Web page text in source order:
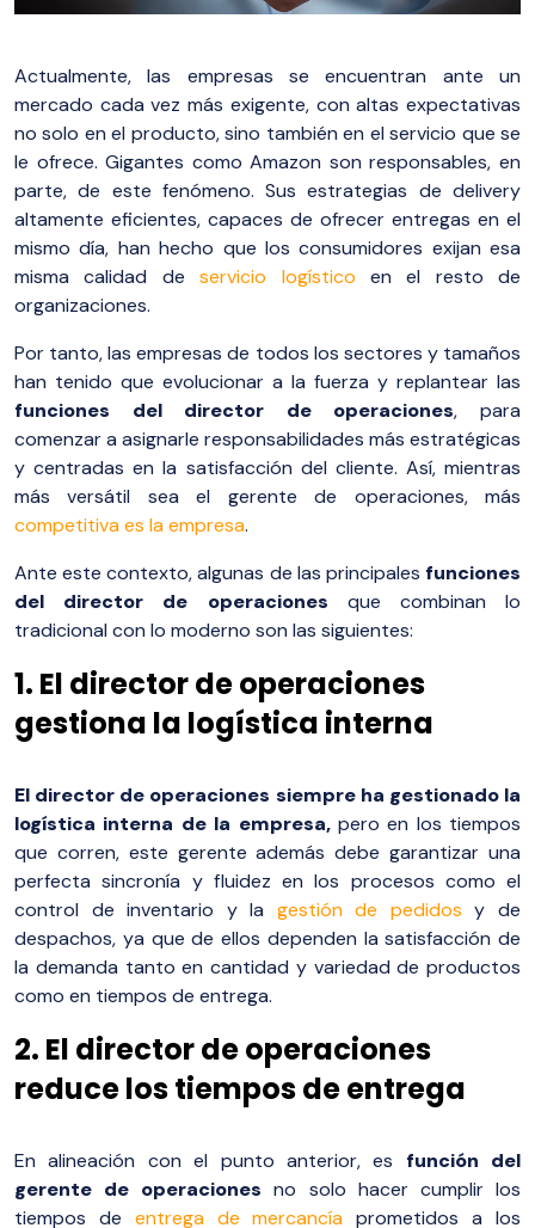
Actualmente, las empresas se encuentran ante un
mercado cada vez más exigente, con altas expectativas
no solo en el producto, sino también en el servicio que se
le ofrece. Gigantes como Amazon son responsables, en
parte, de este fenómeno. Sus estrategias de delivery
altamente eficientes, capaces de ofrecer entregas en el
mismo día, han hecho que los consumidores exijan esa
misma calidad deservicio logístico
en el resto de
organizaciones.
Por tanto, las empresas de todos los sectores y tamaños
han tenido que evolucionar a la fuerza y replantear las
funciones del director de operaciones, para
comenzar a asignarle responsabilidades más estratégicas
y centradas en la satisfacción del cliente. Así, mientras
más versátil sea el gerente de operaciones, más
competitiva es la empresa.
Ante este contexto, algunas de las principales funciones
del director de operaciones que combinan lo
tradicional con lo moderno son las siguientes:
1. El director de operaciones
gestiona la logística interna
El director de operaciones siempre ha gestionado la
logística interna de la empresa,pero en los tiempos
que corren, este gerente además debe garantizar una
perfecta sincronía y fluidez en los procesos como el
control de inventario y la gestión de pedidos y de
despachos, ya que de ellos dependen la satisfacción de
la demanda tanto en cantidad y variedad de productos
como en tiempos de entrega.
2. El director de operaciones
reduce los tiempos de entrega
En alineación con el punto anterior, es función del
gerente de operaciones no solo hacer cumplir los
tiempos de entrega de mercancía prometidos a los